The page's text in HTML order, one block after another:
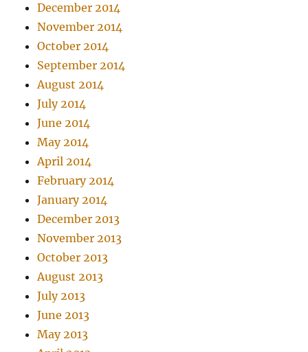
December 2014
November 2014
October 2014
September 2014
August 2014
July 2014
June 2014
May 2014
April 2014
February 2014
January 2014
December 2013
November 2013
October 2013
August 2013
July 2013
June 2013
May 2013